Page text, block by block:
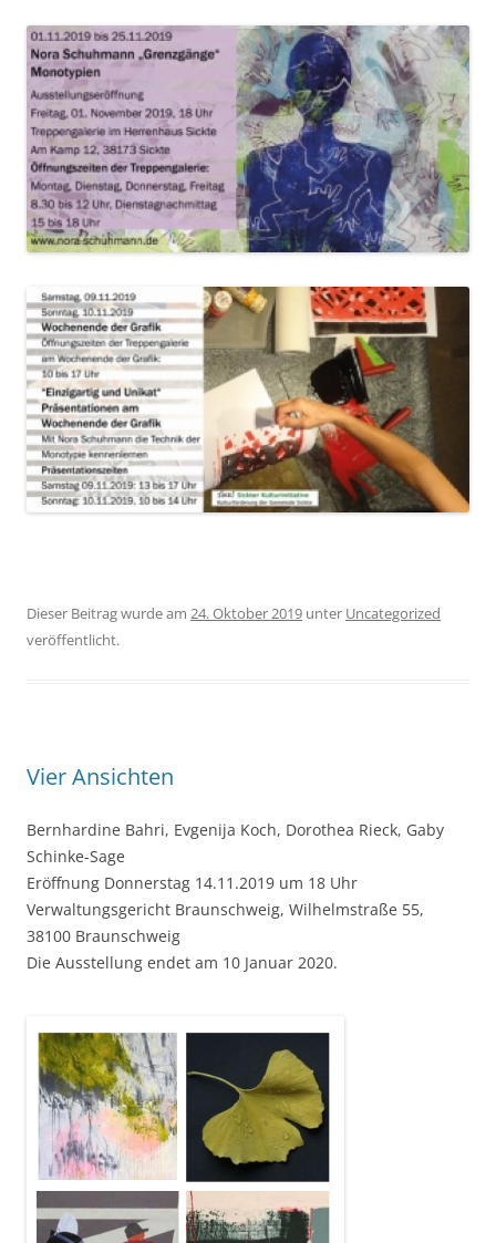
Dieser Beitrag wurde am 24. Oktober 2019 unter Uncategorized
veröffentlicht.
Vier Ansichten
Bernhardine Bahri, Evgenija Koch, Dorothea Rieck, Gaby
Schinke-Sage
Eröffnung Donnerstag 14.11.2019 um 18 Uhr
Verwaltungsgericht Braunschweig, Wilhelmstraße 55,
38100 Braunschweig
Die Ausstellung endet am 10 Januar 2020.